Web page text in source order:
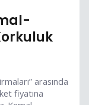
arasında
fiyatına